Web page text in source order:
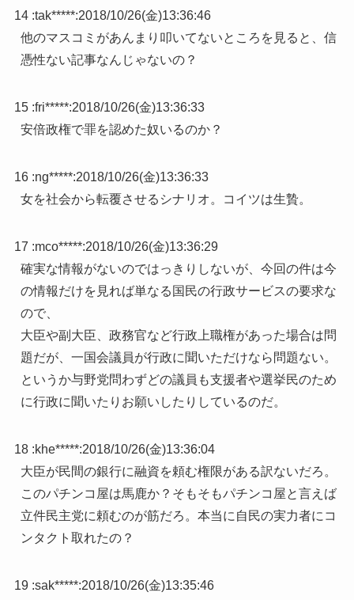
14 :tak*****:2018/10/26(金)13:36:46
他のマスコミがあんまり叩いてないところを見ると、信
憑性ない記事なんじゃないの？
15 :fri*****:2018/10/26(金)13:36:33
安倍政権で罪を認めた奴いるのか？
16 :ng*****:2018/10/26(金)13:36:33
女を社会から転覆させるシナリオ。コイツは生贄。
17 :mco*****:2018/10/26(金)13:36:29
確実な情報がないのではっきりしないが、今回の件は今
の情報だけを見れば単なる国民の行政サービスの要求な
ので、
大臣や副大臣、政務官など行政上職権があった場合は問
題だが、一国会議員が行政に聞いただけなら問題ない。
というか与野党問わずどの議員も支援者や選挙民のため
に行政に聞いたりお願いしたりしているのだ。
18 :khe*****:2018/10/26(金)13:36:04
大臣が民間の銀行に融資を頼む権限がある訳ないだろ。
このパチンコ屋は馬鹿か？そもそもパチンコ屋と言えば
立件民主党に頼むのが筋だろ。本当に自民の実力者にコ
ンタクト取れたの？
19 :sak*****:2018/10/26(金)13:35:46